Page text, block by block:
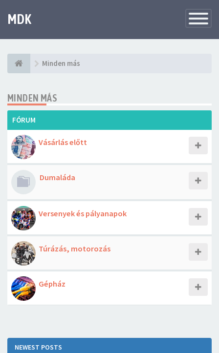
navigáció
MDK
Minden más
NEWEST POSTS
MINDEN MÁS
FÓRUM
Vásárlás előtt
Dumaláda
Versenyek és pályanapok
Túrázás, motorozás
Gépház